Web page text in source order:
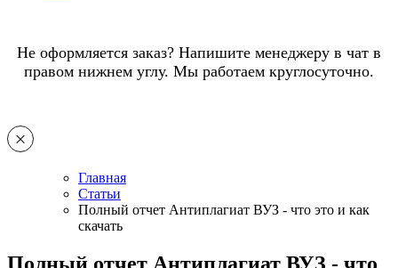
Не оформляется заказ? Напишите менеджеру в чат в
правом нижнем углу. Мы работаем круглосуточно.
Главная
Статьи
Полный отчет Антиплагиат ВУЗ - что это и как
скачать